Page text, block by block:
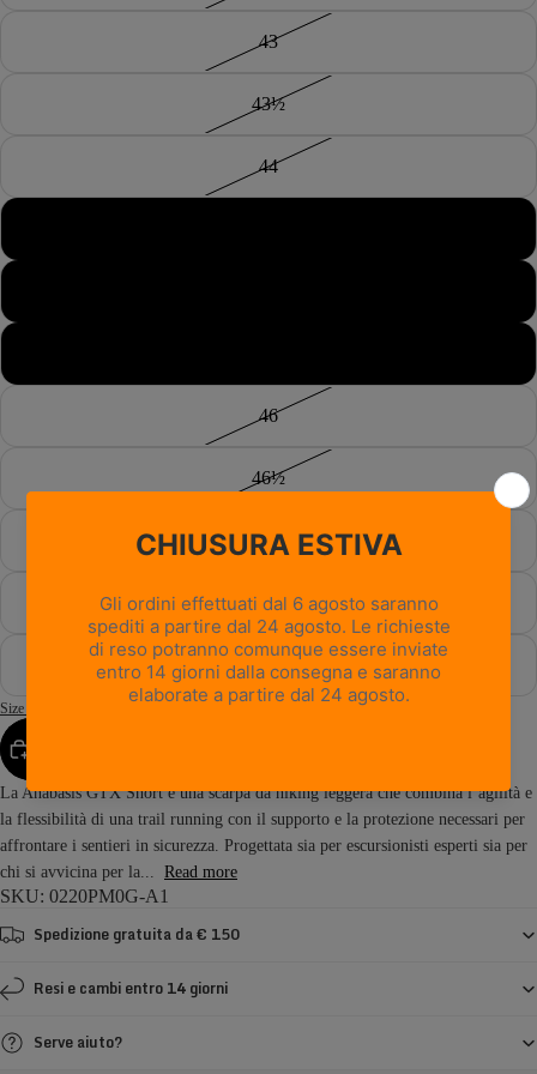
43
43½
44
46
46½
47
47½
48
Size Guide
La Anabasis GTX Short è una scarpa da hiking leggera che combina l’agilità e
la flessibilità di una trail running con il supporto e la protezione necessari per
affrontare i sentieri in sicurezza. Progettata sia per escursionisti esperti sia per
chi si avvicina per la... Read more
SKU: 0220PM0G-A1
Spedizione gratuita da € 150
Resi e cambi entro 14 giorni
Serve aiuto?